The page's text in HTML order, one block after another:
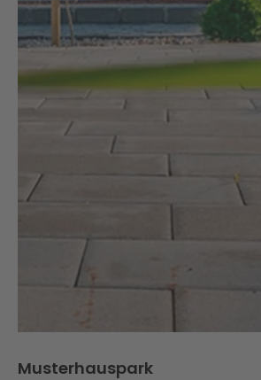
Musterhauspark